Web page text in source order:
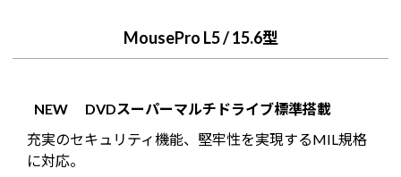
ディスプレイ
MousePro 学習向けパソコン
AIおすすめパソコン
MousePro L5 / 15.6型
NEW
DVDスーパーマルチドライブ標準搭載
充実のセキュリティ機能、堅牢性を実現するMIL規格
に対応。